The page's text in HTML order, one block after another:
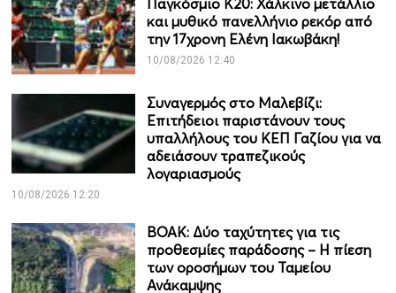
και μυθικό πανελλήνιο ρεκόρ από
την 17χρονη Ελένη Ιακωβάκη!
10/08/2026 12:40
Συναγερμός στο Μαλεβίζι:
Επιτήδειοι παριστάνουν τους
υπαλλήλους του ΚΕΠ Γαζίου για να
αδειάσουν τραπεζικούς
λογαριασμούς
10/08/2026 12:20
ΒΟΑΚ: Δύο ταχύτητες για τις
προθεσμίες παράδοσης – Η πίεση
των οροσήμων του Ταμείου
Ανάκαμψης